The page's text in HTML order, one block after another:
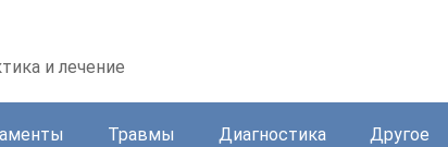
и лечение
Травмы Диагностика Другое